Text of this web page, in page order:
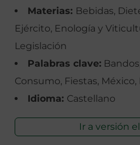
Materias: Bebidas,
Ejército, Enología y
Legislación
Palabras clave:
Consumo, Fiestas,
Idioma: Castellano
Ir a versión